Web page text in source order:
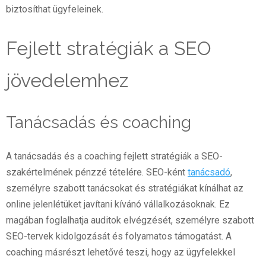
biztosíthat ügyfeleinek.
Fejlett stratégiák a SEO
jövedelemhez
Tanácsadás és coaching
A tanácsadás és a coaching fejlett stratégiák a SEO-
szakértelmének pénzzé tételére. SEO-ként tanácsadó,
személyre szabott tanácsokat és stratégiákat kínálhat az
online jelenlétüket javítani kívánó vállalkozásoknak. Ez
magában foglalhatja auditok elvégzését, személyre szabott
SEO-tervek kidolgozását és folyamatos támogatást. A
coaching másrészt lehetővé teszi, hogy az ügyfelekkel